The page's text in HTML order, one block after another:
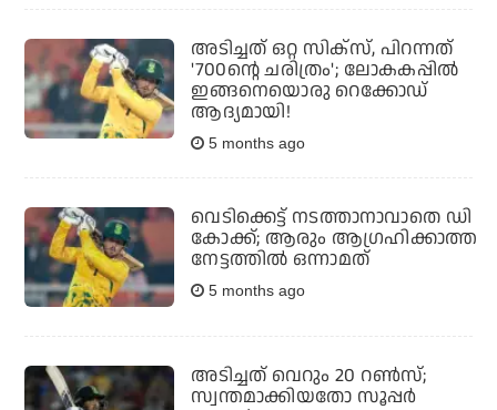
അടിച്ചത് ഒറ്റ സിക്‌സ്, പിറന്നത്
'700ന്റെ ചരിത്രം'; ലോകകപ്പില്‍
ഇങ്ങനെയൊരു റെക്കോഡ്
ആദ്യമായി!
5 months ago
വെടിക്കെട്ട് നടത്താനാവാതെ ഡി
കോക്ക്; ആരും ആഗ്രഹിക്കാത്ത
നേട്ടത്തില്‍ ഒന്നാമത്
5 months ago
അടിച്ചത് വെറും 20 റണ്‍സ്;
സ്വന്തമാക്കിയതോ സൂപ്പര്‍